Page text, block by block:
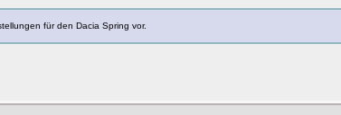
für den Dacia Spring vor.